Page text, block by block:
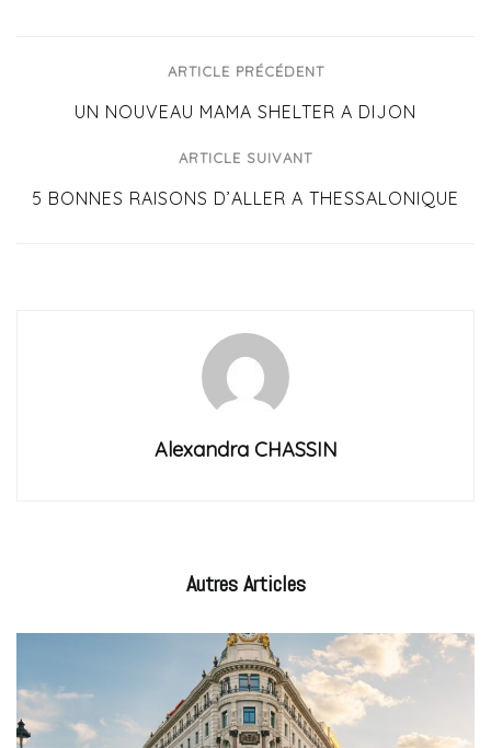
ARTICLE PRÉCÉDENT
UN NOUVEAU MAMA SHELTER A DIJON
ARTICLE SUIVANT
5 BONNES RAISONS D’ALLER A THESSALONIQUE
Alexandra CHASSIN
AutresArticles